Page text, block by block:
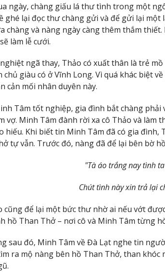
ngày, chàng giấu lá thư tình trong một
ghé lại đọc thư chàng gửi và để gửi lại
chàng và nàng ngày càng thêm thắm
làm lễ cưới.
ngã thay, Thảo có xuất thân là trẻ
chủ giàu có ở Vĩnh Long. Vì quá khác biệt
cản mối nhân duyên này.
Tâm tốt nghiệp, gia đình bắt chàng phải
vợ. Minh Tâm đành rời xa cô Thảo và làm
hiếu. Khi biết tin Minh Tâm đã có gia đình,
tự vẫn. Trước đó, nàng đã để lại bên bờ
"Tà áo trắng nay tình
Chút tình này xin trả lại
cũng để lại một bức thư nhờ ai nếu vớt
hồ Than Thở – nơi cô và Minh Tâm từng
sau đó, Minh Tâm về Đà Lạt nghe tin
ra mộ nàng bên hồ Than Thở, than